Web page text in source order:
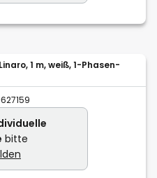
1 m, weiß, 1-Phasen-
bitte